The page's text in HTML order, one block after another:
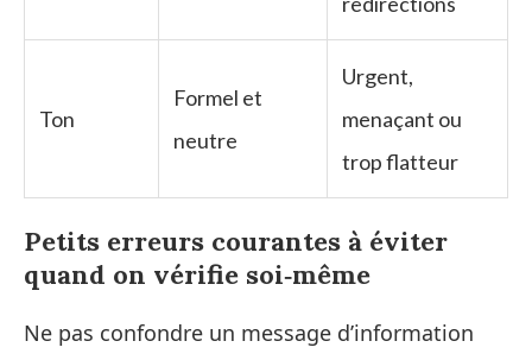
Ton
Formel et
neutre
Urgent,
menaçant ou
trop flatteur
Petits erreurs courantes à éviter
quand on vérifie soi‑même
Ne pas confondre un message d’information